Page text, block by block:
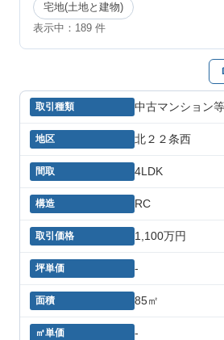
宅地(土地と建物)
表示中： 189 件
中古マンション等
北２２条西
4LDK
RC
1,100万円
-
85㎡
-